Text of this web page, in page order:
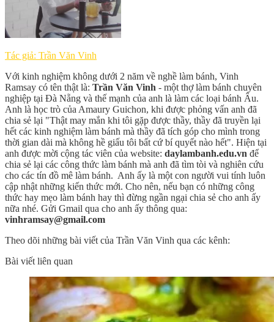
Tác giả: Trần Văn Vinh
Với kinh nghiệm không dưới 2 năm về nghề làm bánh, Vinh
Ramsay có tên thật là: Trần Văn Vinh - một thợ làm bánh chuyên
nghiệp tại Đà Nẵng và thế mạnh của anh là làm các loại bánh Âu.
Anh là học trò của Amaury Guichon, khi được phỏng vấn anh đã
chia sẻ lại "Thật may mắn khi tôi gặp được thầy, thầy đã truyền lại
hết các kinh nghiệm làm bánh mà thầy đã tích góp cho mình trong
thời gian dài mà không hề giấu tôi bất cứ bí quyết nào hết". Hiện tại
anh được mời cộng tác viên của website: daylambanh.edu.vn để
chia sẻ lại các công thức làm bánh mà anh đã tìm tòi và nghiên cứu
cho các tín đồ mê làm bánh. Anh ấy là một con người vui tính luôn
cập nhật những kiến thức mới. Cho nên, nếu bạn có những công
thức hay mẹo làm bánh hay thì đừng ngần ngại chia sẻ cho anh ấy
nữa nhé. Gửi Gmail qua cho anh ấy thông qua:
vinhramsay@gmail.com
Theo dõi những bài viết của Trần Văn Vinh qua các kênh:
Bài viết liên quan